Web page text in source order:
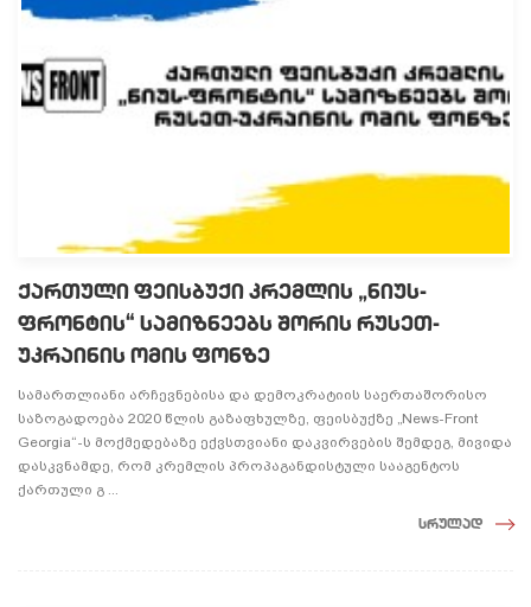
ქართული ფეისბუქი კრემლის „ნიუს-
ფრონტის“ სამიზნეებს შორის რუსეთ-
უკრაინის ომის ფონზე
სამართლიანი არჩევნებისა და დემოკრატიის საერთაშორისო
საზოგადოება 2020 წლის გაზაფხულზე, ფეისბუქზე „News-Front
Georgia“-ს მოქმედებაზე ექვსთვიანი დაკვირვების შემდეგ, მივიდა
დასკვნამდე, რომ კრემლის პროპაგანდისტული სააგენტოს
ქართული გ ...
სრულად